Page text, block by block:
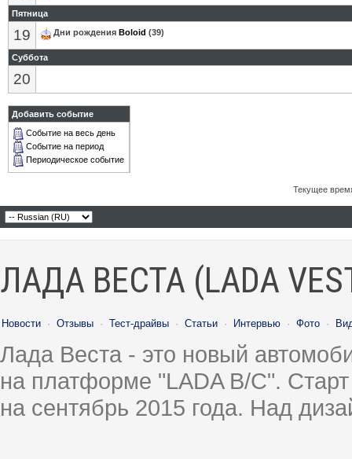
Пятница
19 Дни рождения Boloid (39)
Суббота
20
Добавить событие
Событие на весь день
Событие на период
Периодическое событие
Текущее
ЛАДА ВЕСТА (LADA
Новости · Отзывы · Тест-драйвы · Статьи · Интервью · Фото ·
Лада Веста - это новый
на платформе "LADA B/C".
на сентябрь 2015 года. Над